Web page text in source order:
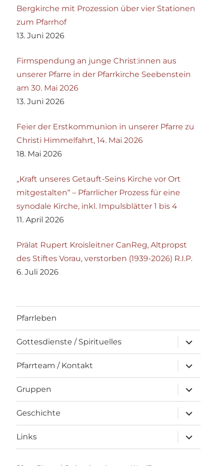
Bergkirche mit Prozession über vier Stationen
zum Pfarrhof
13. Juni 2026
Firmspendung an junge Christ:innen aus
unserer Pfarre in der Pfarrkirche Seebenstein
am 30. Mai 2026
13. Juni 2026
Feier der Erstkommunion in unserer Pfarre zu
Christi Himmelfahrt, 14. Mai 2026
18. Mai 2026
„Kraft unseres Getauft-Seins Kirche vor Ort
mitgestalten“ – Pfarrlicher Prozess für eine
synodale Kirche, inkl. Impulsblätter 1 bis 4
11. April 2026
Prälat Rupert Kroisleitner CanReg, Altpropst
des Stiftes Vorau, verstorben (1939-2026) R.I.P.
6. Juli 2026
Pfarrleben
Gottesdienste / Spirituelles
öffnen
Pfarrteam / Kontakt
öffnen
Gruppen
öffnen
Geschichte
öffnen
Links
öffnen